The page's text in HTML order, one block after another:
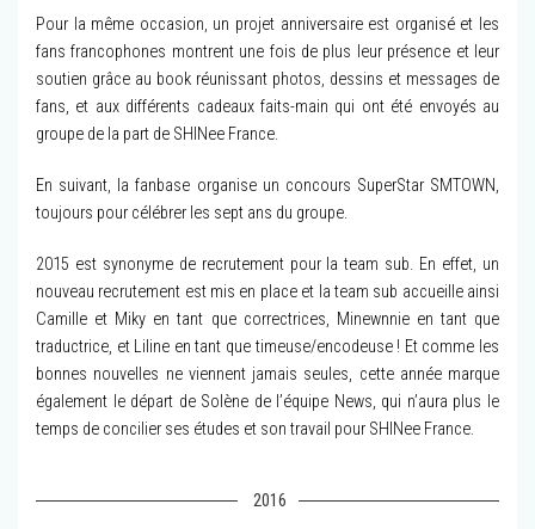
Pour la même occasion, un projet anniversaire est organisé et les
fans francophones montrent une fois de plus leur présence et leur
soutien grâce au book réunissant photos, dessins et messages de
fans, et aux différents cadeaux faits-main qui ont été envoyés au
groupe de la part de SHINee France.
En suivant, la fanbase organise un concours SuperStar SMTOWN,
toujours pour célébrer les sept ans du groupe.
2015 est synonyme de recrutement pour la team sub. En effet, un
nouveau recrutement est mis en place et la team sub accueille ainsi
Camille et Miky en tant que correctrices, Minewnnie en tant que
traductrice, et Liline en tant que timeuse/encodeuse ! Et comme les
bonnes nouvelles ne viennent jamais seules, cette année marque
également le départ de Solène de l’équipe News, qui n’aura plus le
temps de concilier ses études et son travail pour SHINee France.
2016